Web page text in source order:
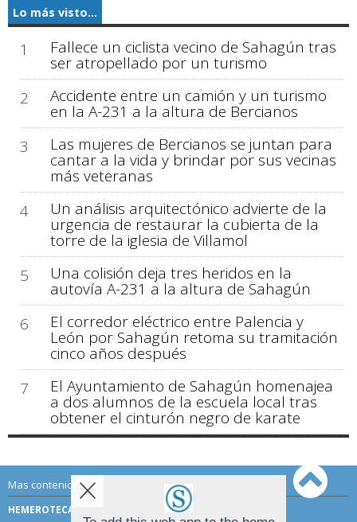
Lo más visto...
1 Fallece un ciclista vecino de Sahagún tras
ser atropellado por un turismo
2
Accidente entre un camión y un turismo
en la A-231 a la altura de Bercianos
3
Las mujeres de Bercianos se juntan para
cantar a la vida y brindar por sus vecinas
más veteranas
4
Un análisis arquitectónico advierte de la
urgencia de restaurar la cubierta de la
torre de la iglesia de Villamol
5
Una colisión deja tres heridos en la
autovía A-231 a la altura de Sahagún
6
El corredor eléctrico entre Palencia y
León por Sahagún retoma su tramitación
cinco años después
7
El Ayuntamiento de Sahagún homenajea
a dos alumnos de la escuela local tras
obtener el cinturón negro de karate
Mas contenido de Sahagún Digital:
HEMEROTECA TÉRMINOS DE USO